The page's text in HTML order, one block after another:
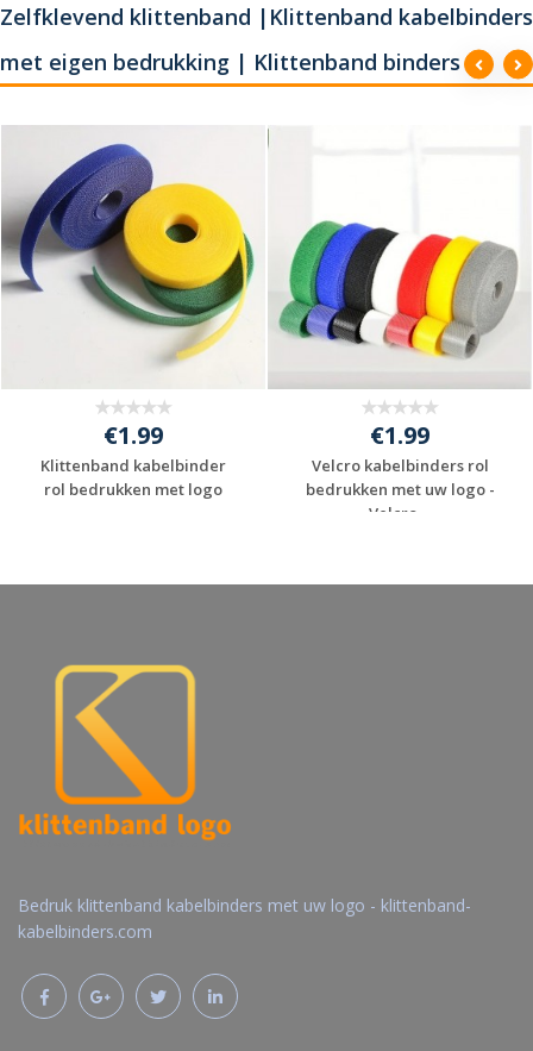
Zelfklevend klittenband |Klittenband kabelbinders
met eigen bedrukking | Klittenband binders
€1.99
Klittenband kabelbinder
rol bedrukken met logo
€1.99
Velcro kabelbinders rol
bedrukken met uw logo -
Velcro ...
Bedruk klittenband kabelbinders met uw logo - klittenband-
kabelbinders.com